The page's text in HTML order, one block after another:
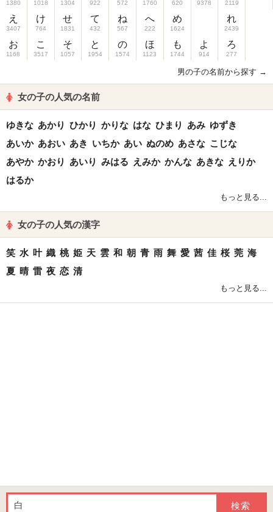
1380
え
3407
お
1168
1018
け
764
こ
3517
1304
せ
1831
そ
1057
922
て
432
と
1954
572
ね
567
の
1574
1760
へ
222
ほ
1123
620
め
1624
も
1744
9378
よ
914
2119
れ
2439
ろ
277
男の子の名前から探す →
女の子の人気の名前
ゆきな あかり ひかり かりな はな ひまり あみ ゆずき
あいか あおい あき いちか あい ぬのめ あさな こじな
あやか かおり あいり みはる えみか かんな あきな えりか
はるか
もっと見る...
女の子の人気の漢字
笑 水 叶 織 桃 姫 天 雲 和 朝 青 雨 舞 愛 茜 佳 桜 莞 海
夏 晴 雷 夜 恋 清
もっと見る...